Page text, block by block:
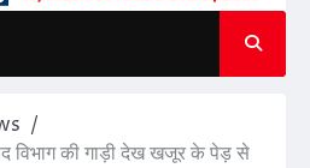
विभाग की गाड़ी देख खजूर के पेड़ से